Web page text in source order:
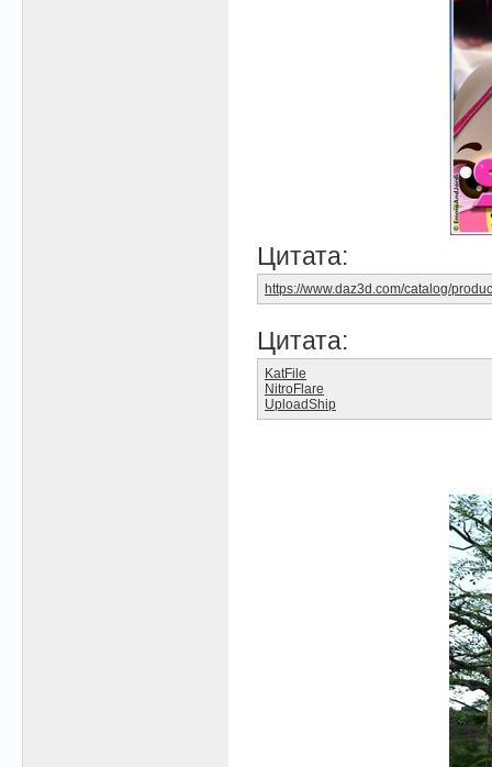
Цитата:
https://www.daz3d.com/catalog/
Цитата:
KatFile
NitroFlare
UploadShip